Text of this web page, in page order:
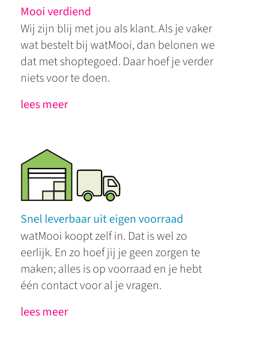
Mooi verdiend
Wij zijn blij met jou als klant. Als je vaker
wat bestelt bij watMooi, dan belonen we
dat met shoptegoed. Daar hoef je verder
niets voor te doen.
lees meer
Snel leverbaar uit eigen voorraad
watMooi koopt zelf in. Dat is wel zo
eerlijk. En zo hoef jij je geen zorgen te
maken; alles is op voorraad en je hebt
één contact voor al je vragen.
lees meer